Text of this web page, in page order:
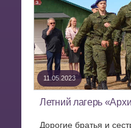
11.05.2023
Летний лагерь
Дорогие братья и